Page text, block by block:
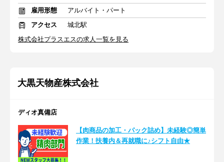
雇用形態
アルバイト・パート
アクセス
城北駅
株式会社プラスエスの求人一覧を見る
大黒天物産株式会社
ディオ真備店
【肉商品の加工・パック詰め】未経験◎簡単
作業！扶養内＆再就職に♪シフト自由★